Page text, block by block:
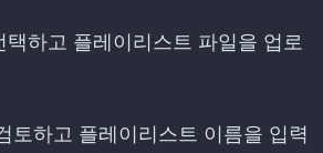
택하고 플레이리스트 파일을 업로
토하고 플레이리스트 이름을 입력